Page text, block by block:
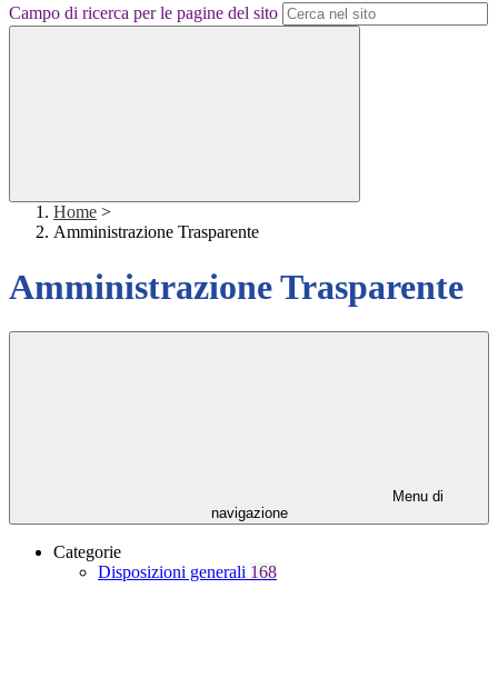
Campo di ricerca per le pagine del sito
Home >
Amministrazione Trasparente
Amministrazione Trasparente
Menu di
navigazione
Categorie
Disposizioni generali 168